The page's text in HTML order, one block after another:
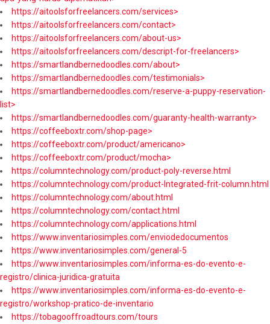
https://aitoolsforfreelancers.com/services>
https://aitoolsforfreelancers.com/contact>
https://aitoolsforfreelancers.com/about-us>
https://aitoolsforfreelancers.com/descript-for-freelancers>
https://smartlandbernedoodles.com/about>
https://smartlandbernedoodles.com/testimonials>
https://smartlandbernedoodles.com/reserve-a-puppy-reservation-
list>
https://smartlandbernedoodles.com/guaranty-health-warranty>
https://coffeeboxtr.com/shop-page>
https://coffeeboxtr.com/product/americano>
https://coffeeboxtr.com/product/mocha>
https://columntechnology.com/product-poly-reverse.html
https://columntechnology.com/product-Integrated-frit-column.html
https://columntechnology.com/about.html
https://columntechnology.com/contact.html
https://columntechnology.com/applications.html
https://www.inventariosimples.com/enviodedocumentos
https://www.inventariosimples.com/general-5
https://www.inventariosimples.com/informa-es-do-evento-e-
registro/clinica-juridica-gratuita
https://www.inventariosimples.com/informa-es-do-evento-e-
registro/workshop-pratico-de-inventario
https://tobagooffroadtours.com/tours